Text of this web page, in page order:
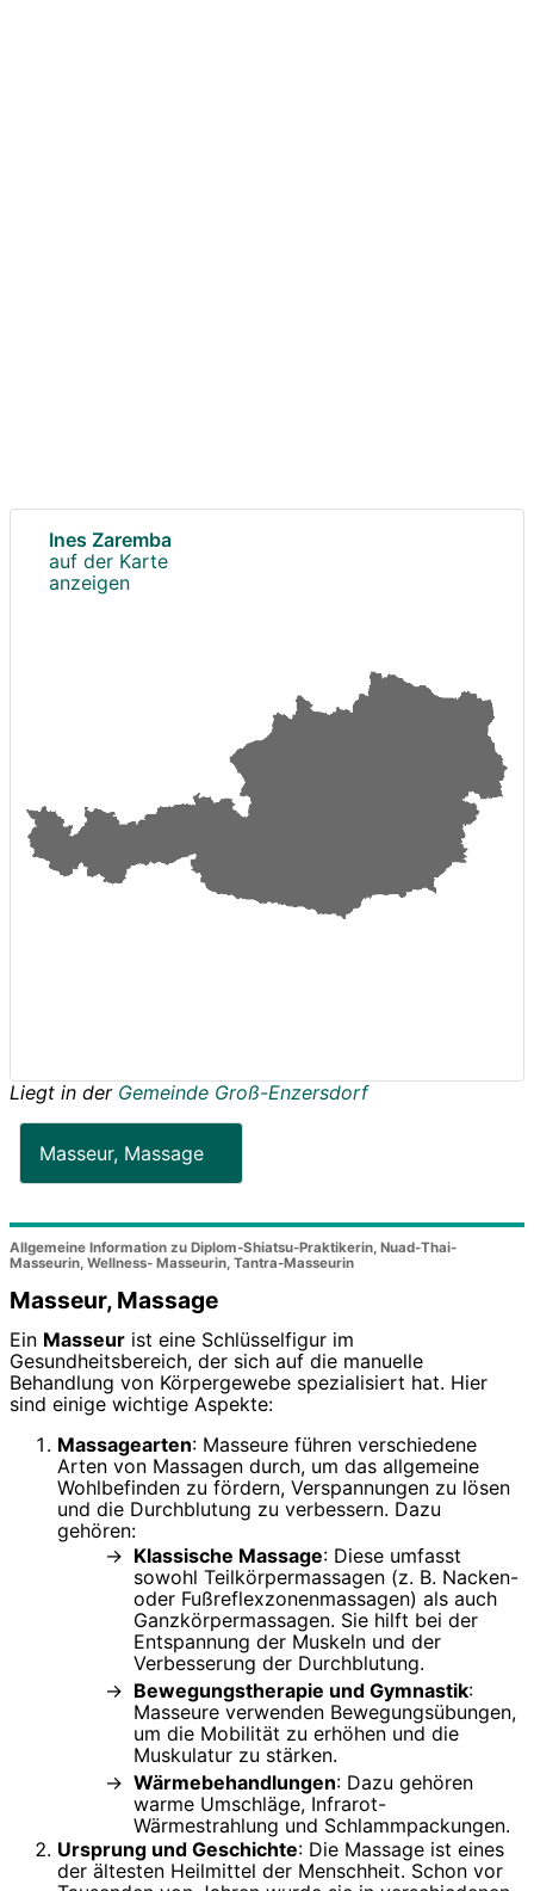
Ines Zaremba
auf der Karte
anzeigen
Liegt in der Gemeinde Groß-Enzersdorf
Masseur, Massage
Allgemeine Information zu Diplom-Shiatsu-Praktikerin, Nuad-Thai-
Masseurin, Wellness- Masseurin, Tantra-Masseurin
Masseur, Massage
Ein Masseur ist eine Schlüsselfigur im
Gesundheitsbereich, der sich auf die manuelle
Behandlung von Körpergewebe spezialisiert hat. Hier
sind einige wichtige Aspekte:
Massagearten: Masseure führen verschiedene
Arten von Massagen durch, um das allgemeine
Wohlbefinden zu fördern, Verspannungen zu lösen
und die Durchblutung zu verbessern. Dazu
gehören:
Klassische Massage: Diese umfasst
sowohl Teilkörpermassagen (z. B. Nacken-
oder Fußreflexzonenmassagen) als auch
Ganzkörpermassagen. Sie hilft bei der
Entspannung der Muskeln und der
Verbesserung der Durchblutung.
Bewegungstherapie und Gymnastik:
Masseure verwenden Bewegungsübungen,
um die Mobilität zu erhöhen und die
Muskulatur zu stärken.
Wärmebehandlungen: Dazu gehören
warme Umschläge, Infrarot-
Wärmestrahlung und Schlammpackungen.
Ursprung und Geschichte: Die Massage ist eines
der ältesten Heilmittel der Menschheit. Schon vor